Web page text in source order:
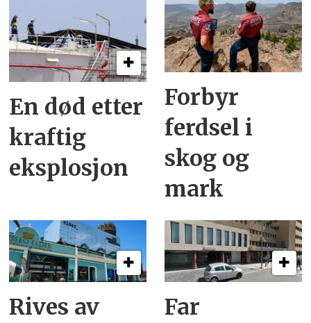
En død etter
kraftig
eksplosjon
Forbyr
ferdsel i
skog og
mark
Rives av
Far